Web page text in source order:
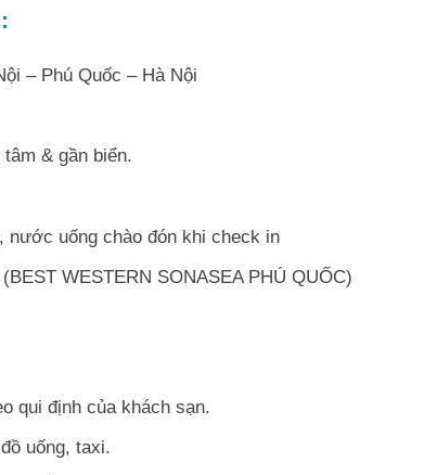
– Phú Quốc – Hà Nội
& gần biển.
nước uống chào đón khi check in
WESTERN SONASEA PHÚ QUỐC)
qui định của khách sạn.
uống, taxi.